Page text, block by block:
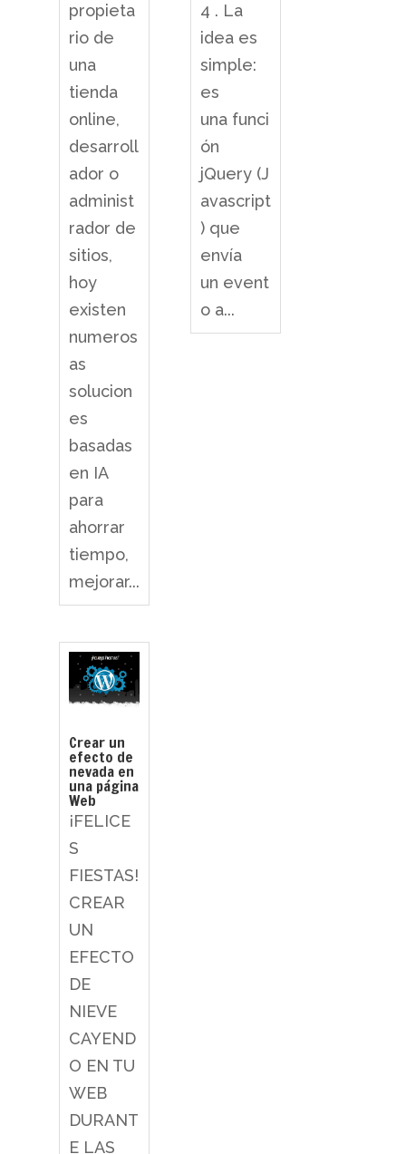
propieta
rio de
una
tienda
online,
desarroll
ador o
administ
rador de
sitios,
hoy
existen
numeros
as
solucion
es
basadas
en IA
para
ahorrar
tiempo,
mejorar...
4 . La
idea es
simple:
es
una funci
ón
jQuery (J
avascript
) que
envía
un event
o a...
Crear un
efecto de
nevada en
una página
Web
¡FELICE
S
FIESTAS!
CREAR
UN
EFECTO
DE
NIEVE
CAYEND
O EN TU
WEB
DURANT
E LAS